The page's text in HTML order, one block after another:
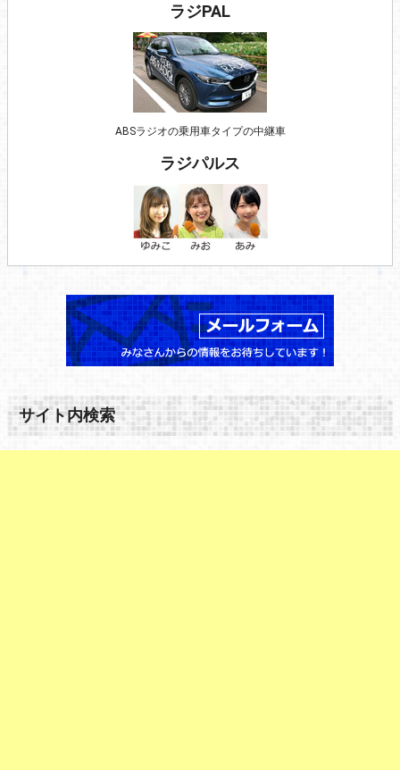
ラジPAL
ABSラジオの乗用車タイプの中継車
ラジパルス
サイト内検索